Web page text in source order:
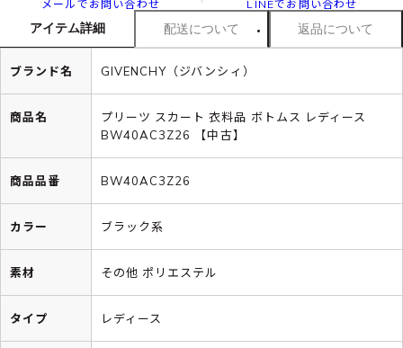
メールでお問い合わせ LINEでお問い合わせ
アイテム詳細 配送について 返品について
ブランド名 GIVENCHY（ジバンシィ）
商品名
プリーツ スカート 衣料品 ボトムス レディース
BW40AC3Z26 【中古】
商品品番 BW40AC3Z26
カラー ブラック系
素材 その他 ポリエステル
タイプ レディース